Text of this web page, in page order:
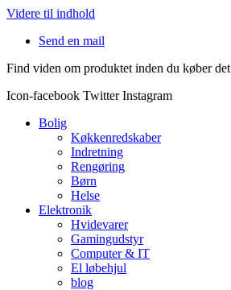
Videre til indhold
Send en mail
Find viden om produktet inden du køber det
Icon-facebook Twitter Instagram
Bolig
Køkkenredskaber
Indretning
Rengøring
Børn
Helse
Elektronik
Hvidevarer
Gamingudstyr
Computer & IT
El løbehjul
blog